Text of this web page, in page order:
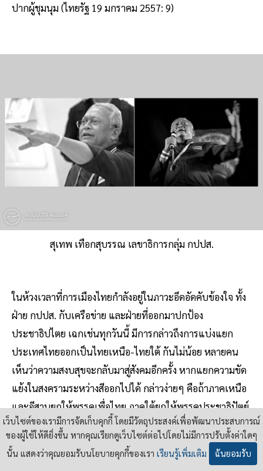
ปากผู้ชุมนุม (ไทยรัฐ 19 มกราคม 2557: 9)
สุเทพ เทือกสุบรรณ เลขาธิการกลุ่ม กปปส.
ในห้วงเวลาที่การเมืองไทยกำลังอยู่ในภาวะอึดอัดคับข้องใจ ทั้ง
ฝ่าย กปปส. กับเครือข่าย และฝ่ายที่ออกมาปกป้อง
ประชาธิปไตย เฉกเช่นทุกวันนี้ มีการกล่าวถึงการแบ่งแยก
ประเทศไทยออกเป็นไทยเหนือ-ไทยใต้ กันไม่น้อย หลายคน
เห็นว่าความสงบสุขจะกลับมาสู่สังคมอีกครั้ง หากแยกความขัด
แย้งในสงครามระหว่างสีออกไปได้ กล่าวง่ายๆ คือถ้าภาคเหนือ
และอีสานยกให้พรรคเพื่อไทย ภาคใต้ยกให้พรรคประชาธิปัตย์
ก็คงจะดีไม่น้อย เพราะจะได้ไม่ต้องให้คนอีกภาคหนึ่งที่ไม่เห็น
ด้วยกับเรา มาไล่รัฐบาลฝ่ายเรา สลับกันไปสลับกันมาอย่างไม่รู้
จะหาทางลงอย่างไร
เว็บไซต์ของเรามีการจัดเก็บคุกกี้ โดยมีวัตถุประสงค์เพื่อพัฒนาประสบการณ์
ของผู้ใช้ให้ดียิ่งขึ้น หากคุณเรียกดูเว็บไซต์ต่อไปโดยไม่มีการปรับตั้งค่าใดๆ
นั้น แสดงว่าคุณยอมรับนโยบายคุกกี้ของเรา เรียนรู้เพิ่มเติม ฉันยอมรับ